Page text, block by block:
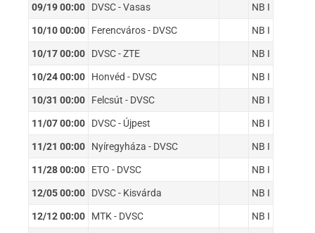
09/19 00:00 DVSC - Vasas NB I
10/10 00:00 Ferencváros - DVSC NB I
10/17 00:00 DVSC - ZTE NB I
10/24 00:00 Honvéd - DVSC NB I
10/31 00:00 Felcsút - DVSC NB I
11/07 00:00 DVSC - Újpest NB I
11/21 00:00 Nyíregyháza - DVSC NB I
11/28 00:00 ETO - DVSC NB I
12/05 00:00 DVSC - Kisvárda NB I
12/12 00:00 MTK - DVSC NB I